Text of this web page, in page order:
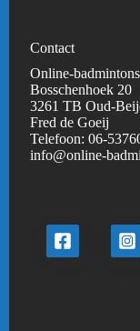
Contact
Online-
Bosschenhoek 20
3261 TB Oud-
Fred de Goeij
Telefoon:06-
info@online-